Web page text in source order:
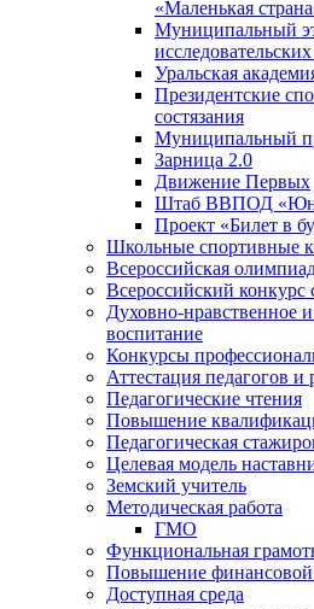
«Маленькая
Муниципальный
Уральская
Президентские
состязания
Муниципальный
Зарница 2.0
Движение Первых
Штаб ВВПОД
Проект «Билет в
Школьные спортивные
Всероссийская
Всероссийский конкурс
Духовно-нравственное
воспитание
Конкурсы
Аттестация педагогов
Педагогические чтения
Повышение
Педагогическая
Целевая модель
Земский учитель
Методическая работа
ГМО
Функциональная
Повышение финансовой
Доступная среда